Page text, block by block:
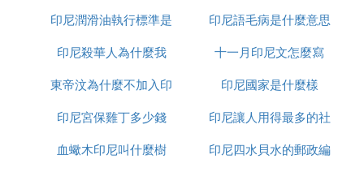
人民幣
回事
印尼潤滑油執行標準是
什麼
印尼語毛病是什麼意思
印尼殺華人為什麼我
十一月印尼文怎麼寫
東帝汶為什麼不加入印
尼
印尼國家是什麼樣
印尼宮保雞丁多少錢
印尼讓人用得最多的社
交軟體是什麼意思
血蠍木印尼叫什麼樹
印尼四水貝水的郵政編